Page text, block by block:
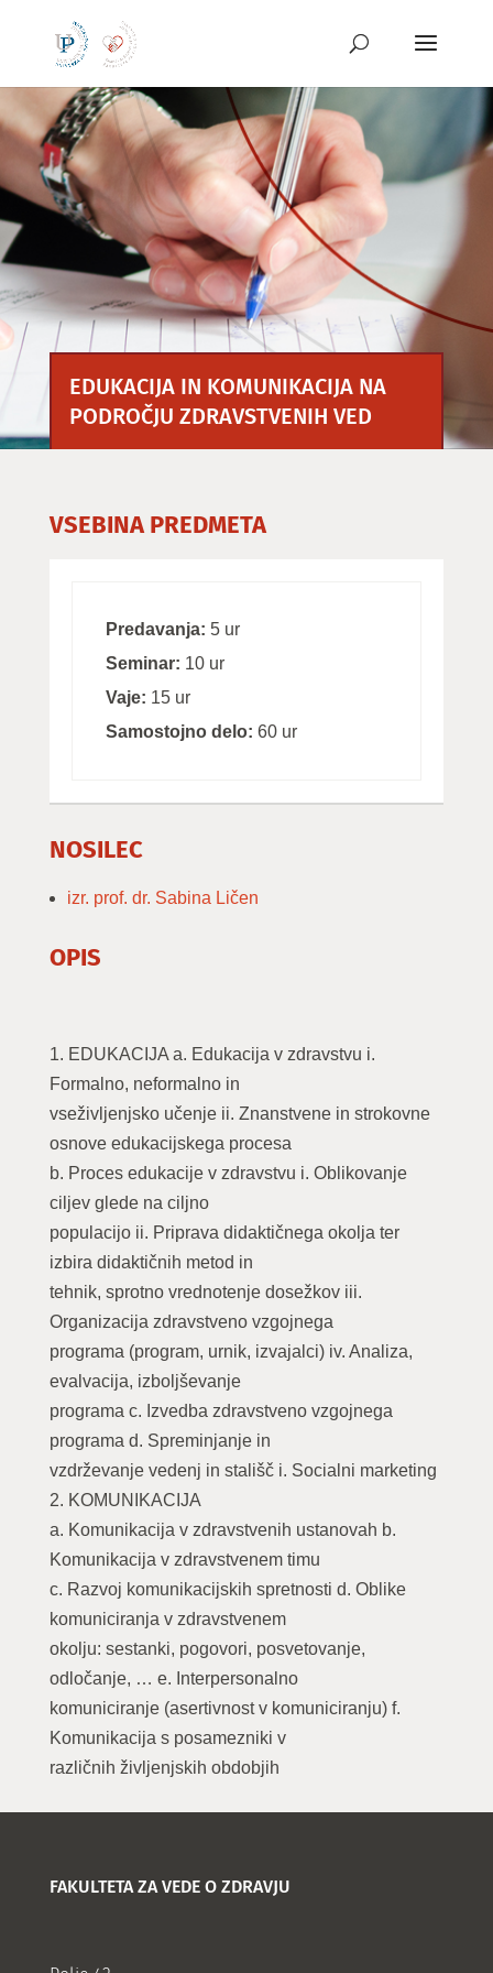
vsebino
EDUKACIJA IN KOMUNIKACIJA NA
PODROČJU ZDRAVSTVENIH VED
VSEBINA PREDMETA
Predavanja: 5 ur
Seminar: 10 ur
Vaje: 15 ur
Samostojno delo: 60 ur
NOSILEC
izr. prof. dr. Sabina Ličen
OPIS
1. EDUKACIJA a. Edukacija v zdravstvu i.
Formalno, neformalno in
vseživljenjsko učenje ii. Znanstvene in strokovne
osnove edukacijskega procesa
b. Proces edukacije v zdravstvu i. Oblikovanje
ciljev glede na ciljno
populacijo ii. Priprava didaktičnega okolja ter
izbira didaktičnih metod in
tehnik, sprotno vrednotenje dosežkov iii.
Organizacija zdravstveno vzgojnega
programa (program, urnik, izvajalci) iv. Analiza,
evalvacija, izboljševanje
programa c. Izvedba zdravstveno vzgojnega
programa d. Spreminjanje in
vzdrževanje vedenj in stališč i. Socialni marketing
2. KOMUNIKACIJA
a. Komunikacija v zdravstvenih ustanovah b.
Komunikacija v zdravstvenem timu
c. Razvoj komunikacijskih spretnosti d. Oblike
komuniciranja v zdravstvenem
okolju: sestanki, pogovori, posvetovanje,
odločanje, … e. Interpersonalno
komuniciranje (asertivnost v komuniciranju) f.
Komunikacija s posamezniki v
različnih življenjskih obdobjih
FAKULTETA ZA VEDE O ZDRAVJU